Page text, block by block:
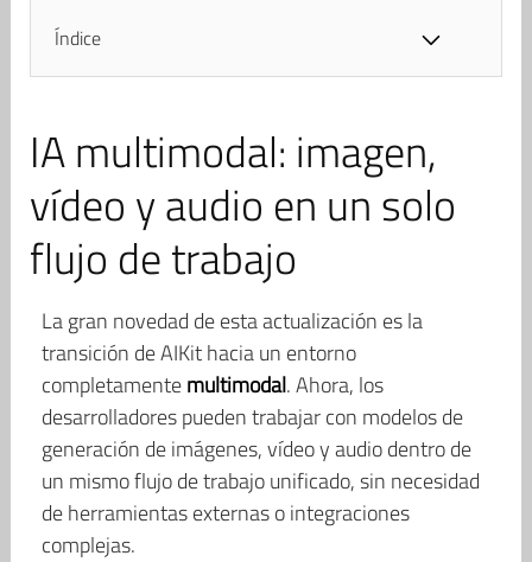
Índice
IA multimodal: imagen,
vídeo y audio en un solo
flujo de trabajo
La gran novedad de esta actualización es la
transición de AIKit hacia un entorno
completamentemultimodal. Ahora, los
desarrolladores pueden trabajar con modelos de
generación de imágenes, vídeo y audio dentro de
un mismo flujo de trabajo unificado, sin necesidad
de herramientas externas o integraciones
complejas.